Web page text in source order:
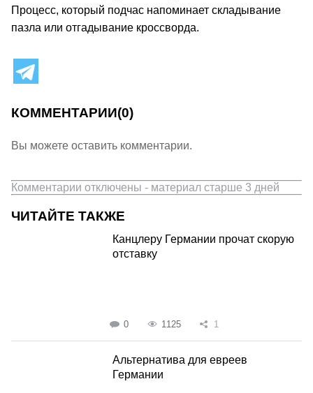
Процесс, который подчас напоминает складывание
пазла или отгадывание кроссворда.
КОММЕНТАРИИ(0)
Вы можете оставить комментарии.
Комментарии отключены - материал старше 3 дней
ЧИТАЙТЕ ТАКЖЕ
Канцлеру Германии прочат скорую
отставку
0 1125 1
Альтернатива для евреев
Германии